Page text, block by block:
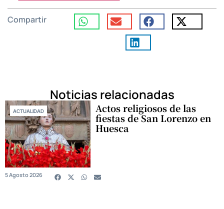
Compartir
Noticias relacionadas
ACTUALIDAD Actos religiosos de las
fiestas de San Lorenzo en
Huesca
5 Agosto 2026